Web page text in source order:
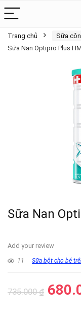
Trang chủ Sữa
Sữa Nan Optipro Plus
Sữa Nan
Add your review
11 Sữa bột cho bé
735.000₫